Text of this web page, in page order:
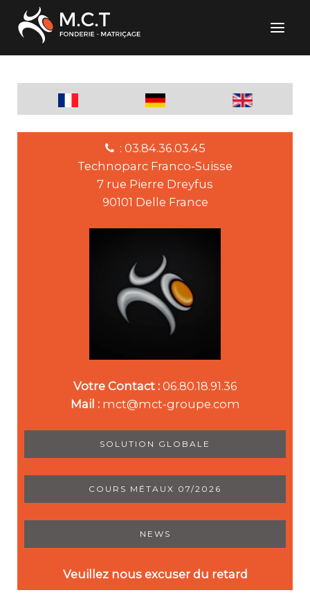
: 03.84.36.03.45
Technoparc Franco-Suisse
7 rue Pierre Dreyfus
90101 Delle France
Votre Contact : 06.80.18.91.36
Mail : mct@mct-groupe.com
SOLUTION GLOBALE
COURS MÉTAUX 07/2026
NEWS
Veuillez nous excuser du retard